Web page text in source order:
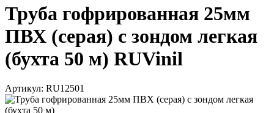
Труба гофрированная 25мм
ПВХ (серая) с зондом легкая
(бухта 50 м) RUVinil
Артикул: RU12501